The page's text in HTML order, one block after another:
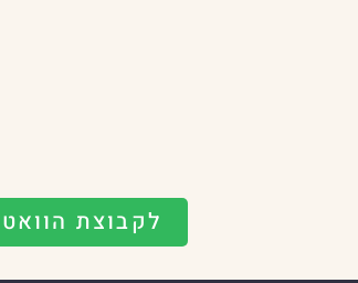
לקבוצת